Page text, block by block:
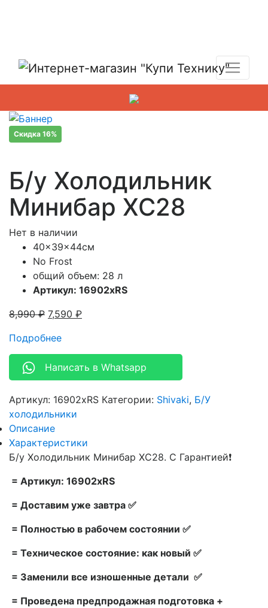
Скидка 16%
Б/у Холодильник
Минибар XC28
Нет в наличии
40x39x44см
No Frost
общий объем: 28 л
Артикул: 16902xRS
8,990₽ 7,590 ₽
Подробнее
Написать в Whatsapp
Артикул: 16902xRS Категории: Shivaki, Б/У
холодильники
Описание
Характеристики
Б/у Холодильник Минибар XC28. С Гарантией❗
= Артикул: 16902xRS
= Доставим уже завтра ✅
= Полностью в рабочем состоянии ✅
= Техническое состояние: как новый ✅
= Заменили все изношенные детали ✅
= Проведена предпродажная подготовка +